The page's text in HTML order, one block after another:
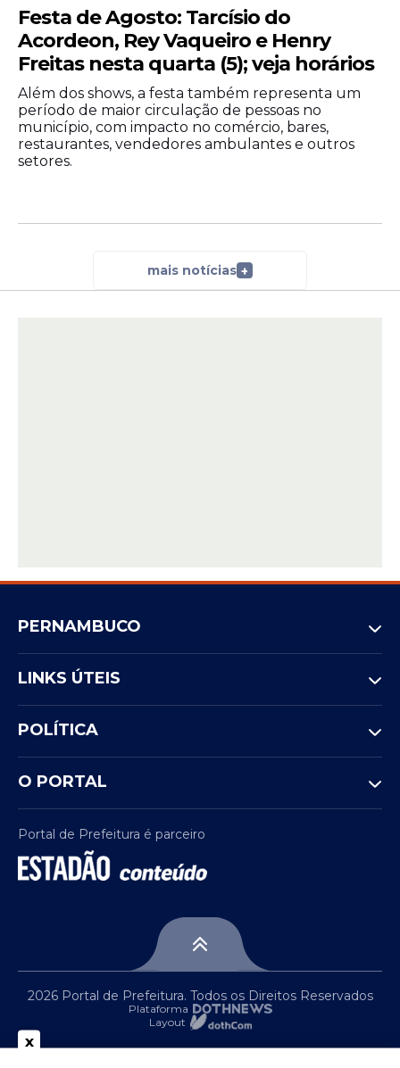
Festa de Agosto: Tarcísio do
Acordeon, Rey Vaqueiro e Henry
Freitas nesta quarta (5); veja horários
Além dos shows, a festa também representa um
período de maior circulação de pessoas no
município, com impacto no comércio, bares,
restaurantes, vendedores ambulantes e outros
setores.
mais notícias +
PERNAMBUCO
LINKS ÚTEIS
POLÍTICA
O PORTAL
Portal de Prefeitura é parceiro
2026 Portal de Prefeitura. Todos os Direitos Reservados
Plataforma
Layout
x